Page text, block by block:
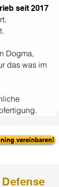
seit 2017
Dogma,
das was im
vereinbaren!